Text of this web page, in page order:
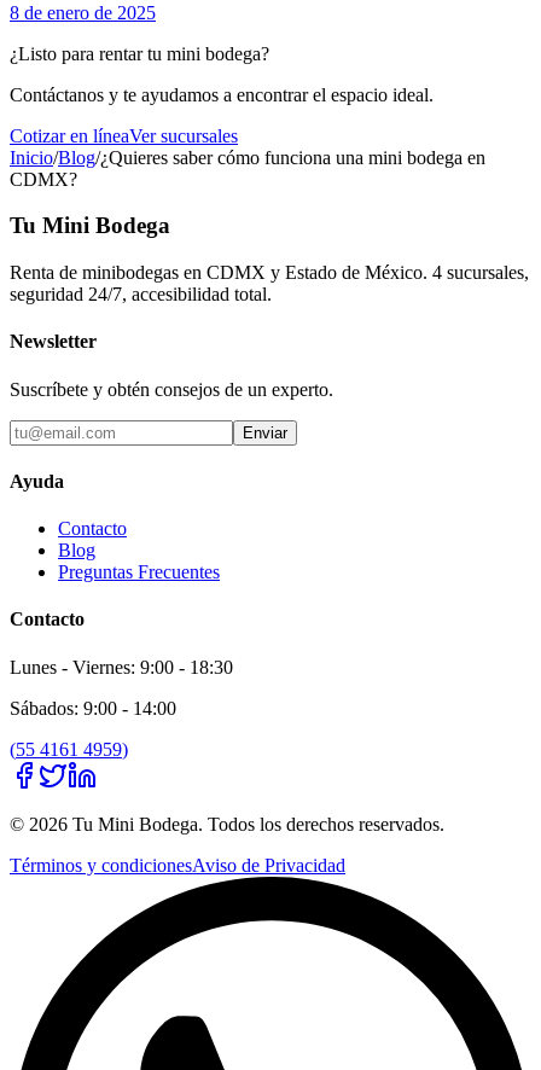
8 de enero de 2025
¿Listo para rentar tu mini bodega?
Contáctanos y te ayudamos a encontrar el espacio ideal.
Cotizar en líneaVer sucursales
Inicio/Blog/¿Quieres saber cómo funciona una mini bodega en
CDMX?
Tu Mini Bodega
Renta de minibodegas en CDMX y Estado de México. 4 sucursales,
seguridad 24/7, accesibilidad total.
Newsletter
Suscríbete y obtén consejos de un experto.
Enviar
Ayuda
Contacto
Blog
Preguntas Frecuentes
Contacto
Lunes - Viernes: 9:00 - 18:30
Sábados: 9:00 - 14:00
(55 4161 4959)
© 2026 Tu Mini Bodega. Todos los derechos reservados.
Términos y condicionesAviso de Privacidad